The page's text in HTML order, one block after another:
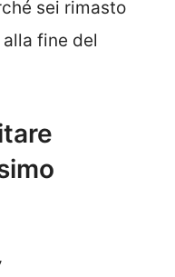
sei rimasto
fine del